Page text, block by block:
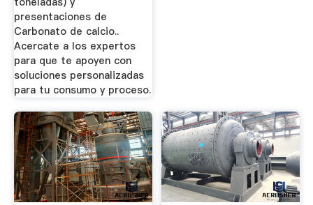
presentaciones de
Carbonato de calcio..
Acercate a los expertos
para que te apoyen con
soluciones personalizadas
para tu consumo y proceso.